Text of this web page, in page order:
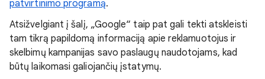
patvirtinimo programą.
Atsižvelgiant į šalį, „Google“ taip pat gali tekti atskleisti
tam tikrą papildomą informaciją apie reklamuotojus ir
skelbimų kampanijas savo paslaugų naudotojams, kad
būtų laikomasi galiojančių įstatymų.